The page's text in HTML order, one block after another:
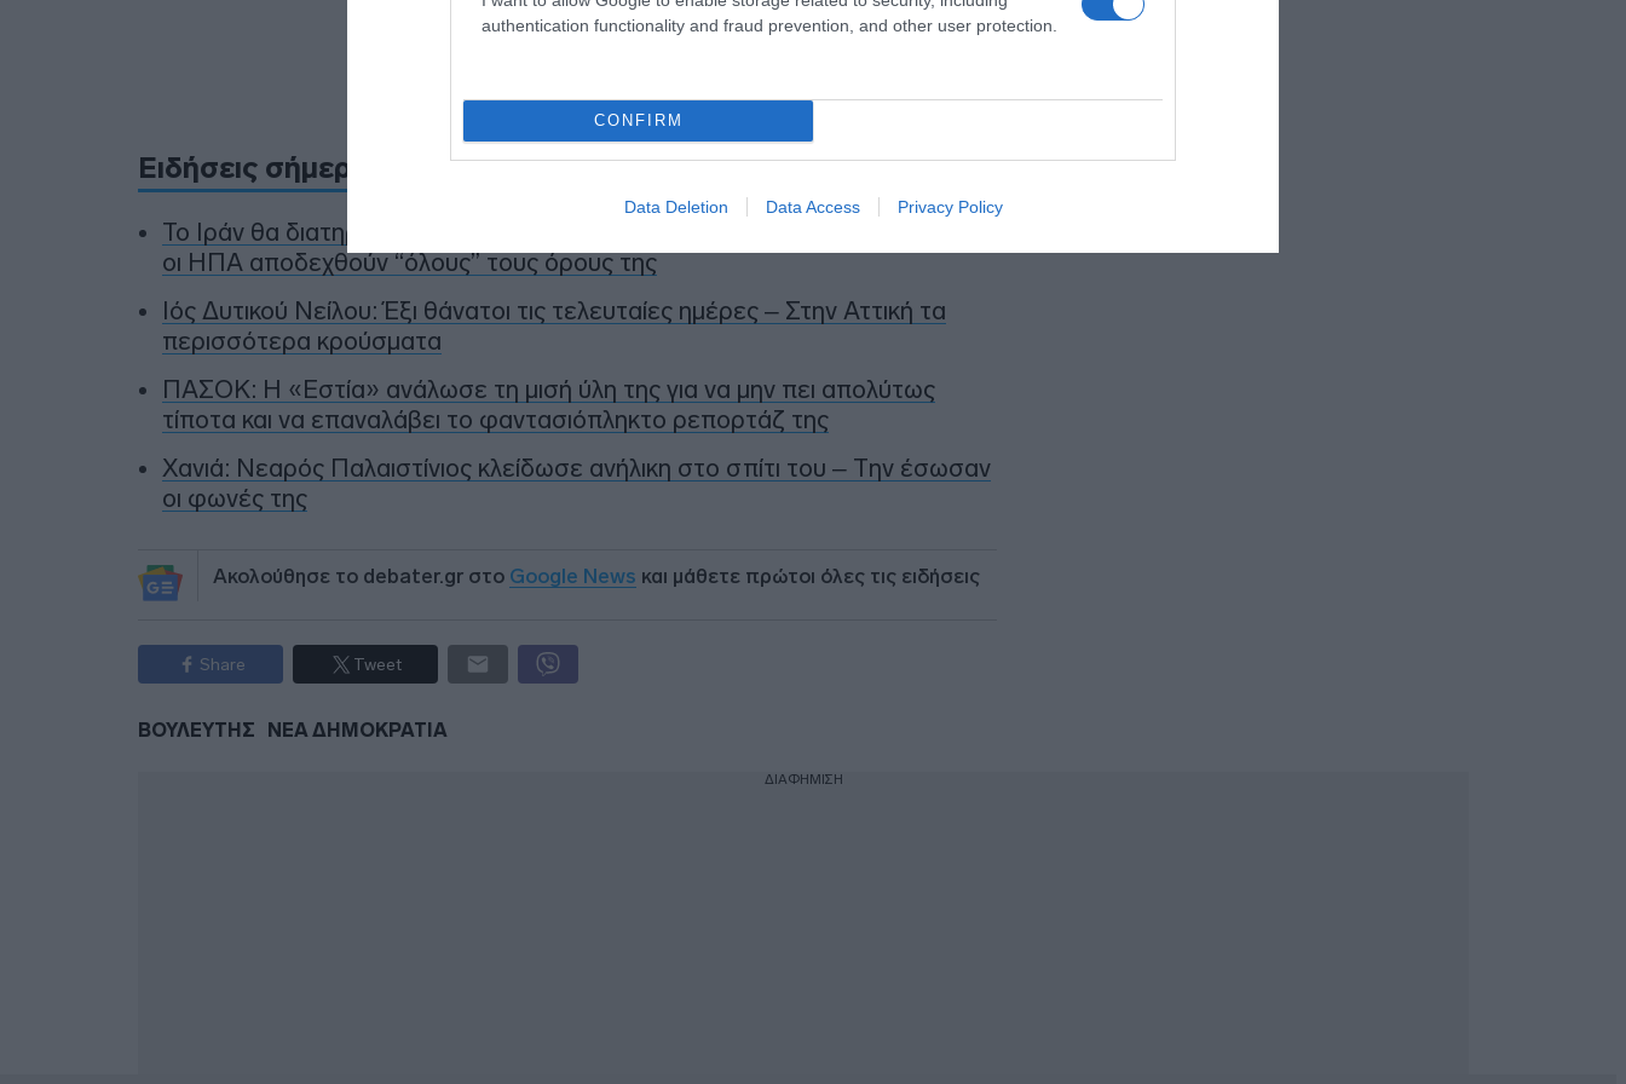
authentication functionality and fraud prevention, and other user protection.
CONFIRM
Data Deletion Data Access Privacy Policy
Ειδήσεις σήμερα
To Ιράν θα διατηρήσει τον αποκλεισμό των Στενών του Ορμούζ έως ότου
οι ΗΠΑ αποδεχθούν “όλους” τους όρους της
Ιός Δυτικού Νείλου: Έξι θάνατοι τις τελευταίες ημέρες – Στην Αττική τα
περισσότερα κρούσματα
ΠΑΣΟΚ: Η «Εστία» ανάλωσε τη μισή ύλη της για να μην πει απολύτως
τίποτα και να επαναλάβει το φαντασιόπληκτο ρεπορτάζ της
Χανιά: Νεαρός Παλαιστίνιος κλείδωσε ανήλικη στο σπίτι του – Την έσωσαν
οι φωνές της
Ακολούθησε το debater.gr στο Google News και μάθετε πρώτοι όλες τις ειδήσεις
Share Tweet
ΒΟΥΛΕΥΤΗΣ ΝΕΑ ΔΗΜΟΚΡΑΤΙΑ
ΔΙΑΦΗΜΙΣΗ